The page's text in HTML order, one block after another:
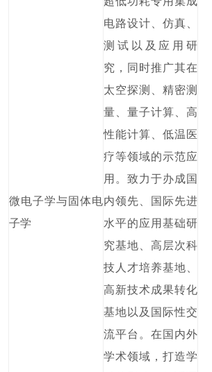
微电子学与固体电
子学
电路设计、仿真、
测试以及应用研
究，同时推广其在
太空探测、精密测
量、量子计算、高
性能计算、低温医
疗等领域的示范应
用。致力于办成国
内领先、国际先进
水平的应用基础研
究基地、高层次科
技人才培养基地、
高新技术成果转化
基地以及国际性交
流平台。在国内外
学术领域，打造学